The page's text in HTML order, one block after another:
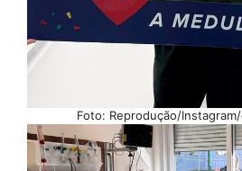
Foto: Reprodução/